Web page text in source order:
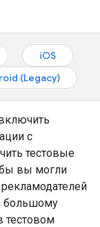
iOS
(Legacy)
с
тестовые
вы могли
большому
тестовом